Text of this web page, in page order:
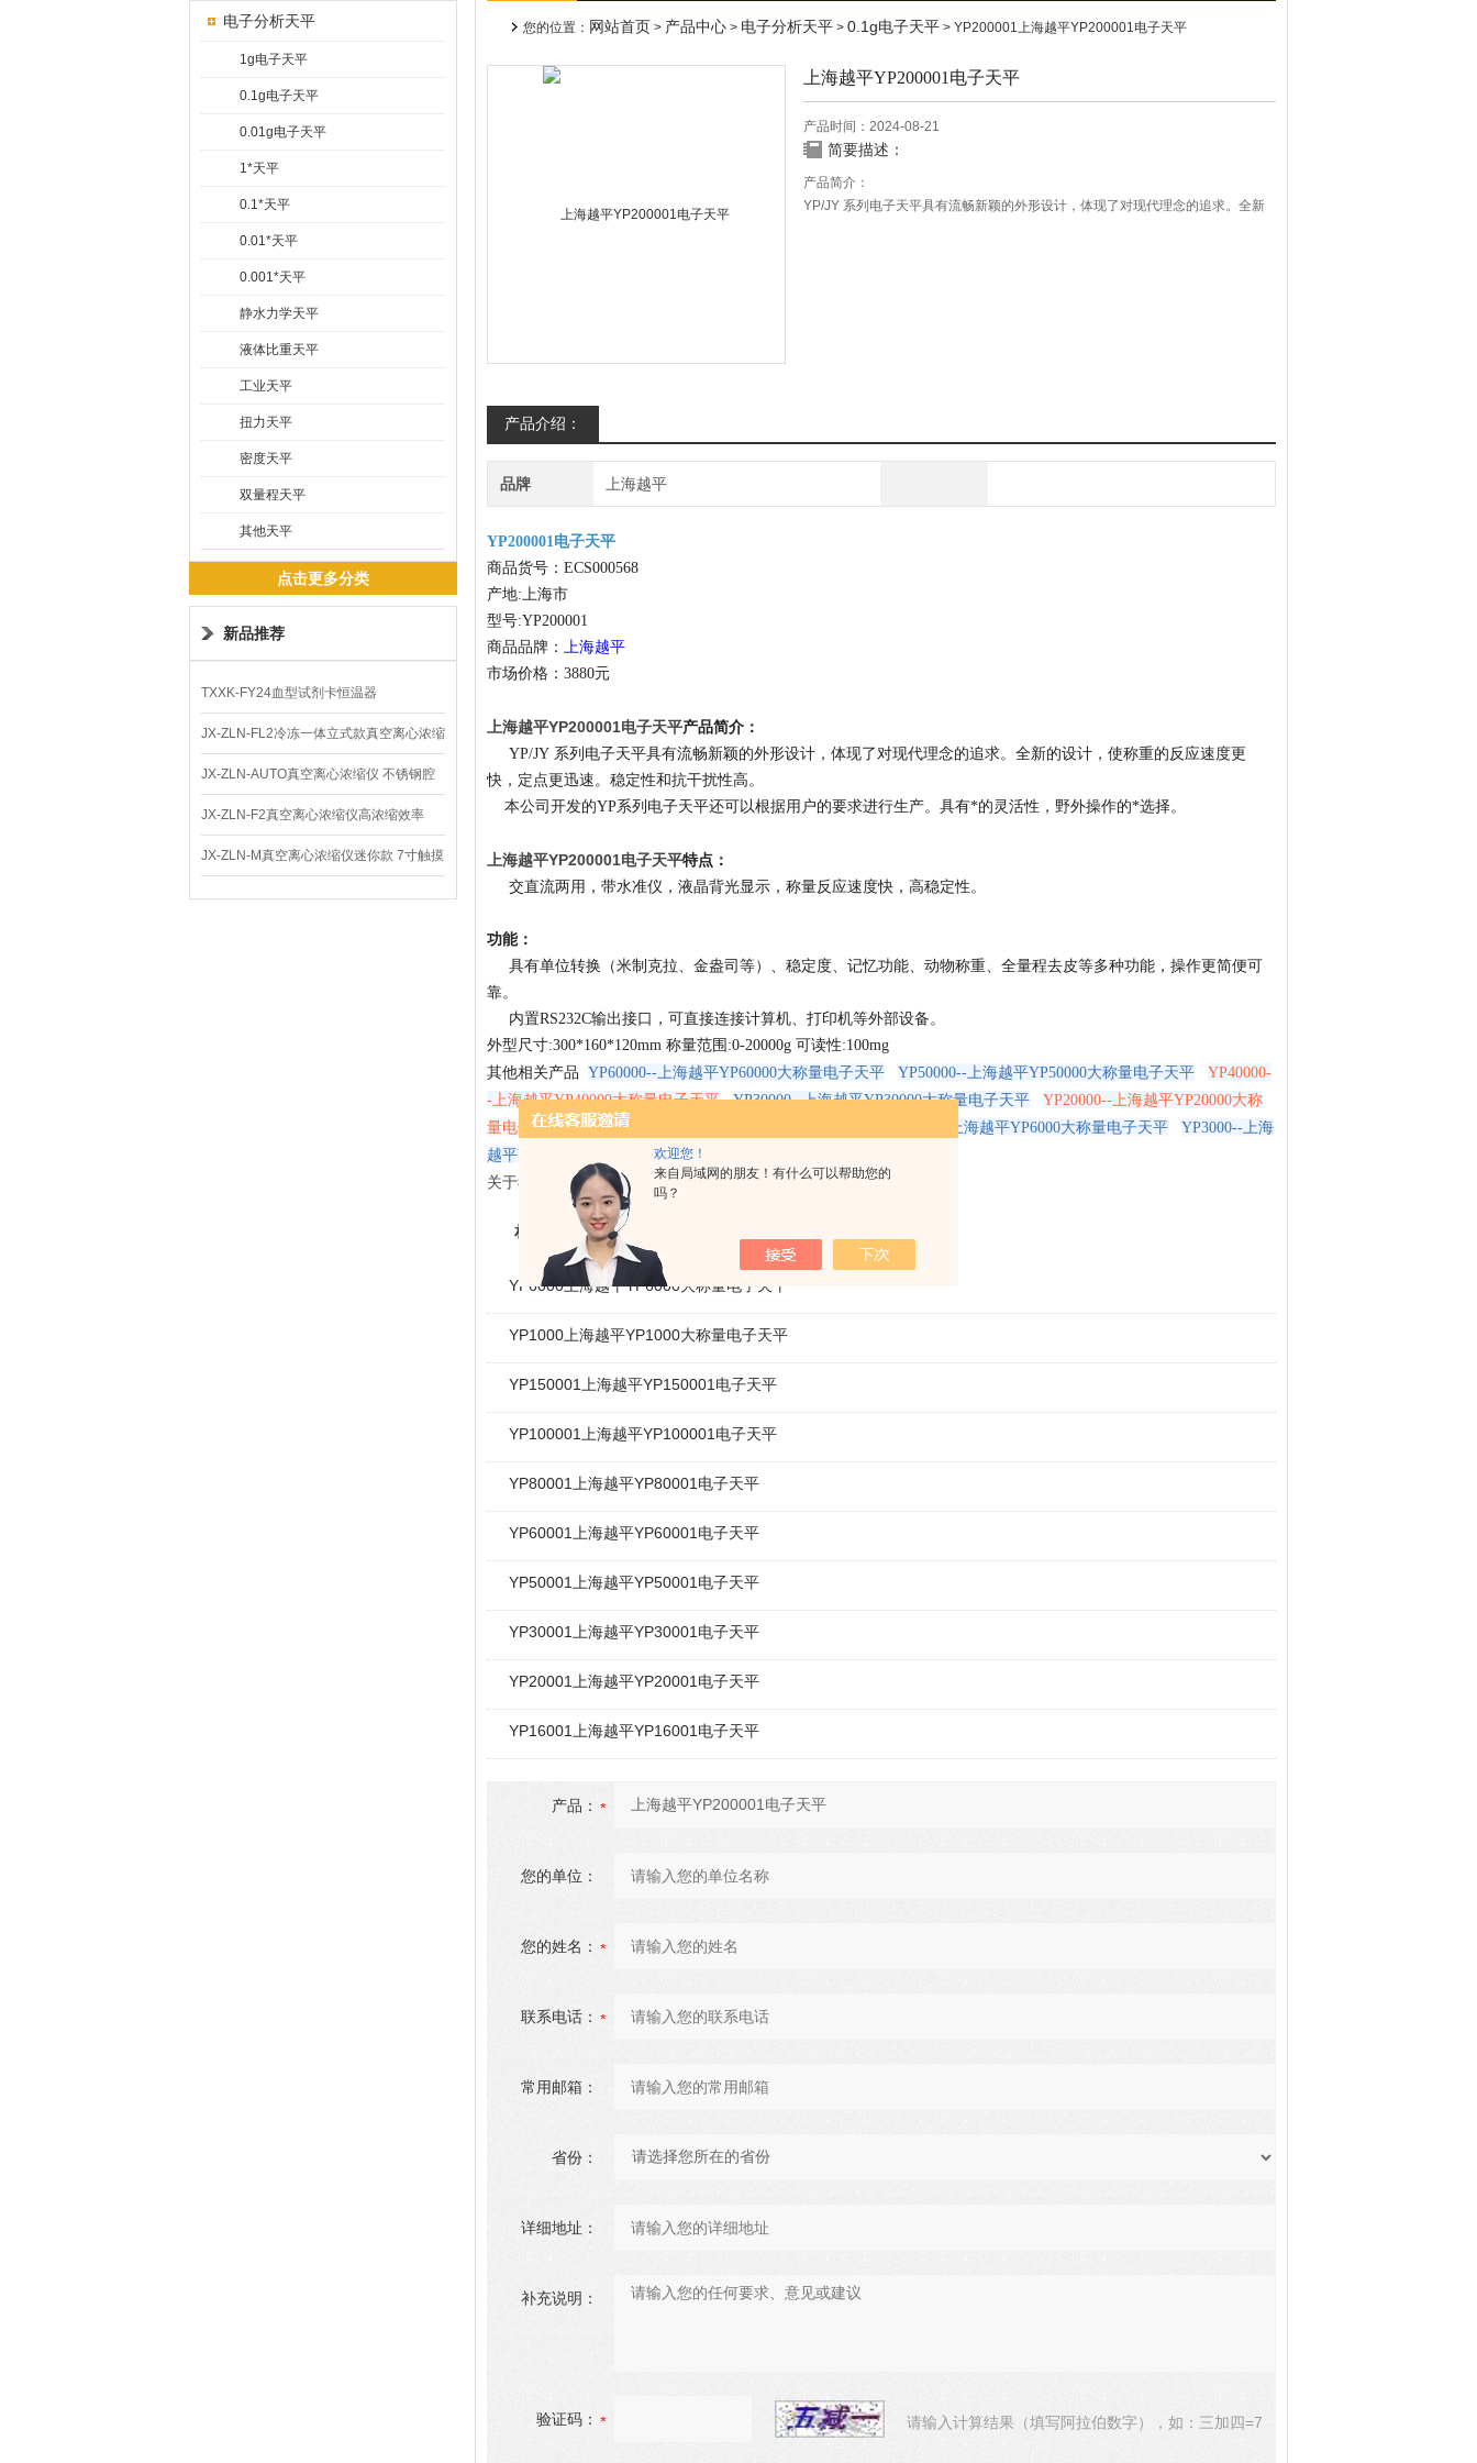
欢迎您！
来自局域网的朋友！有什么可以帮助您的
吗？
电子分析天平
1g电子天平
0.1g电子天平
0.01g电子天平
1*天平
0.1*天平
0.01*天平
0.001*天平
静水力学天平
液体比重天平
工业天平
扭力天平
密度天平
双量程天平
其他天平
点击更多分类
新品推荐
TXXK-FY24血型试剂卡恒温器
JX-ZLN-FL2冷冻一体立式款真空离心浓缩
仪 低温功能
JX-ZLN-AUTO真空离心浓缩仪 不锈钢腔
体
JX-ZLN-F2真空离心浓缩仪高浓缩效率
JX-ZLN-M真空离心浓缩仪迷你款 7寸触摸
屏
您的位置： 网站首页 > 产品中心 > 电子分析天平 > 0.1g电子天平 > YP200001上海越平YP200001电子天平
上海越平YP200001电子天平
产品时间：2024-08-21
简要描述：
产品简介：
YP/JY 系列电子天平具有流畅新颖的外形设计，体现了对现代理念的追求。全新
产品介绍：
品牌 上海越平
YP200001电子天平
商品货号：ECS000568
产地:上海市
型号:YP200001
商品品牌： 上海越平
市场价格：3880元
上海越平YP200001电子天平​产品简介：
YP/JY 系列电子天平具有流畅新颖的外形设计，体现了对现代理念的追求。全新的设计，使称重的反应速度更
快，定点更迅速。稳定性和抗干扰性高。
本公司开发的YP系列电子天平还可以根据用户的要求进行生产。具有*的灵活性，野外操作的*选择。
上海越平YP200001电子天平​特点：
交直流两用，带水准仪，液晶背光显示，称量反应速度快，高稳定性。
功能：
具有单位转换（米制克拉、金盎司等）、稳定度、记忆功能、动物称重、全量程去皮等多种功能，操作更简便可
靠。
内置RS232C输出接口，可直接连接计算机、打印机等外部设备。
外型尺寸:300*160*120mm 称量范围:0-20000g 可读性:100mg
其他相关产品 YP60000--上海越平YP60000大称量电子天平 YP50000--上海越平YP50000大称量电子天平
YP40000-
-上海越平YP40000大称量电子天平
YP30000--上海越平YP30000大称量电子天平
YP20000--上海越平YP20000大称
量电子天平
YP10000--上海越平YP10000大称量电子天平 YP6000--上海越平YP6000大称量电子天平
YP3000--上海
越平YP3000大称量电子天平
关于我们
相关产品
YP6000上海越平YP6000大称量电子天平
YP1000上海越平YP1000大称量电子天平
YP150001上海越平YP150001电子天平
YP100001上海越平YP100001电子天平
YP80001上海越平YP80001电子天平
YP60001上海越平YP60001电子天平
YP50001上海越平YP50001电子天平
YP30001上海越平YP30001电子天平
YP20001上海越平YP20001电子天平
YP16001上海越平YP16001电子天平
产品：
您的单位：
您的姓名：
联系电话：
常用邮箱：
省份：
详细地址：
补充说明：
验证码： 请输入计算结果（填写阿拉伯数字），如：三加四=7